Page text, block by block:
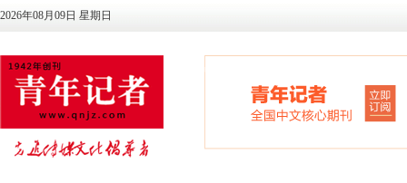
2026年08月09日 星期日